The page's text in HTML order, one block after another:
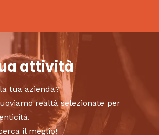
attività
tua azienda?
realtà selezionate per
il meglio!